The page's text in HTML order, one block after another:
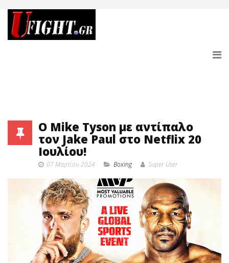
Ο Mike Tyson με αντίπαλο
τον Jake Paul στο Netflix 20
Ιουλίου!
07 Μαρτίου 2024 Boxing Super User